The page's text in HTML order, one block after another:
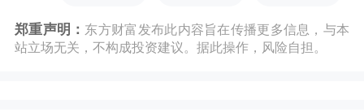
603915
国茂股份 4.09
1.92
郑重声明： 东方财富发布此内容旨在传播更多信息，与本
站立场无关，不构成投资建议。据此操作，风险自担。